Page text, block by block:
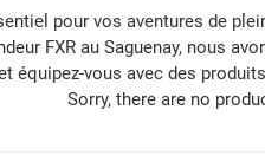
pour vos aventures de
FXR au Saguenay, nous
équipez-vous avec des
Sorry, there are no